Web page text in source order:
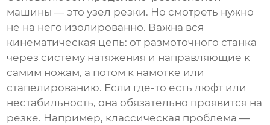
машины — это узел резки. Но смотреть нужно
не на него изолированно. Важна вся
кинематическая цепь: от размоточного станка
через систему натяжения и направляющие к
самим ножам, а потом к намотке или
стапелированию. Если где-то есть люфт или
нестабильность, она обязательно проявится на
резке. Например, классическая проблема —